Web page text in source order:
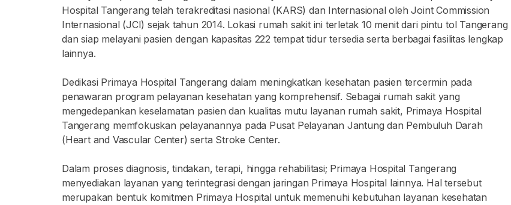
Hospital Tangerang telah terakreditasi nasional (KARS) dan Internasional oleh Joint Commission
Internasional (JCI) sejak tahun 2014. Lokasi rumah sakit ini terletak 10 menit dari pintu tol Tangerang
dan siap melayani pasien dengan kapasitas 222 tempat tidur tersedia serta berbagai fasilitas lengkap
lainnya.
Dedikasi Primaya Hospital Tangerang dalam meningkatkan kesehatan pasien tercermin pada
penawaran program pelayanan kesehatan yang komprehensif. Sebagai rumah sakit yang
mengedepankan keselamatan pasien dan kualitas mutu layanan rumah sakit, Primaya Hospital
Tangerang memfokuskan pelayanannya pada Pusat Pelayanan Jantung dan Pembuluh Darah
(Heart and Vascular Center) serta Stroke Center.
Dalam proses diagnosis, tindakan, terapi, hingga rehabilitasi; Primaya Hospital Tangerang
menyediakan layanan yang terintegrasi dengan jaringan Primaya Hospital lainnya. Hal tersebut
merupakan bentuk komitmen Primaya Hospital untuk memenuhi kebutuhan layanan kesehatan